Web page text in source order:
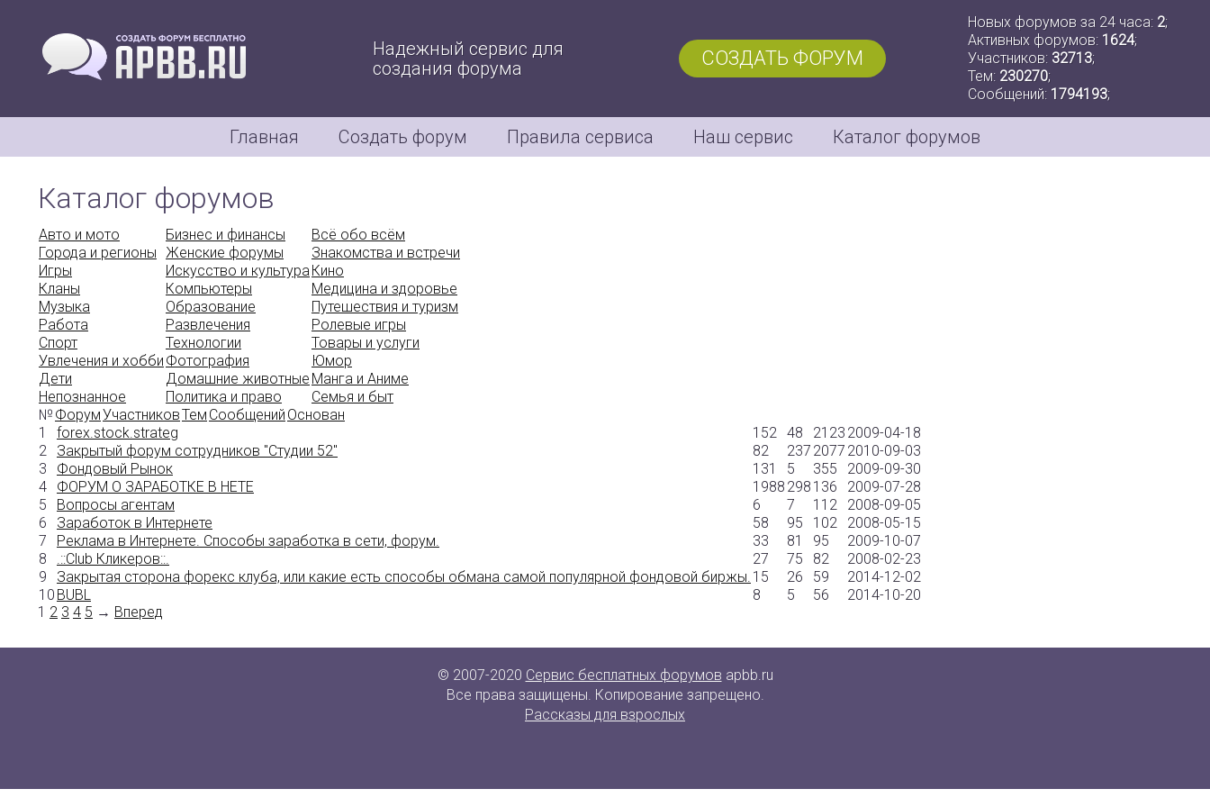
Надежный сервис для
создания форума
СОЗДАТЬ ФОРУМ
Новых форумов за 24 часа: 2;
Активных форумов: 1624;
Участников: 32713;
Тем: 230270;
Сообщений: 1794193;
Главная Создать форум Правила сервиса Наш сервис Каталог форумов
Каталог форумов
Авто и мото Бизнес и финансы
Всё обо всём
Города и регионы Женские форумы
Знакомства и встречи
Игры
Искусство и культураКино
Кланы
Компьютеры
Медицина и здоровье
Музыка
Образование
Путешествия и туризм
Работа
Развлечения
Ролевые игры
Спорт
Технологии
Товары и услуги
Увлечения и хобби Фотография
Юмор
Дети
Домашние животные Манга и Аниме
Непознанное
Политика и право
Семья и быт
№ ФорумУчастниковТем Сообщений Основан
1
forex.stock.strateg 152 48 2123 2009-04-18
2
Закрытый форум сотрудников "Студии 52" 82 237 2077 2010-09-03
3
Фондовый Рынок 131 5 355
2009-09-30
4
ФОРУМ О ЗАРАБОТКЕ В НЕТЕ 1988 298 136
2009-07-28
5
Вопросы агентам 6 7 112
2008-09-05
6
Заработок в Интернете 58 95 102
2008-05-15
7
Реклама в Интернете. Способы заработка в сети, форум. 33 81 95
2009-10-07
8
.::Club Кликеров::. 27 75 82
2008-02-23
9
Закрытая сторона форекс клуба, или какие есть способы обмана самой популярной фондовой биржы. 15 26 59
2014-12-02
10 BUBL 8 5 56
2014-10-20
1 2 3 4 5 → Вперед
© 2007-2020 Сервис бесплатных форумов apbb.ru
Все права защищены. Копирование запрещено.
Рассказы для взрослых